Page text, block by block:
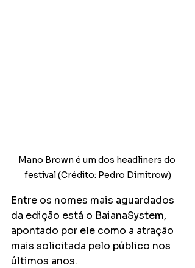
Mano Brown é um dos headliners do
festival (Crédito: Pedro Dimitrow)
Entre os nomes mais aguardados
da edição está o BaianaSystem,
apontado por ele como a atração
mais solicitada pelo público nos
últimos anos.